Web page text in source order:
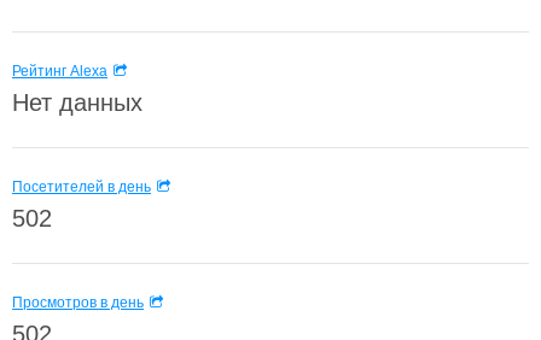
Рейтинг Alexa
Нет данных
Посетителей в день
502
Просмотров в день
502